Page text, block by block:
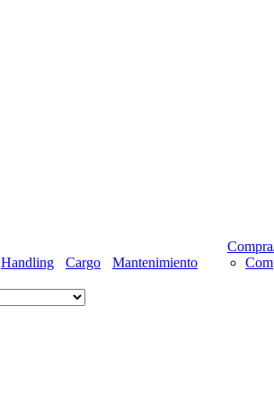
Handling Cargo Mantenimiento